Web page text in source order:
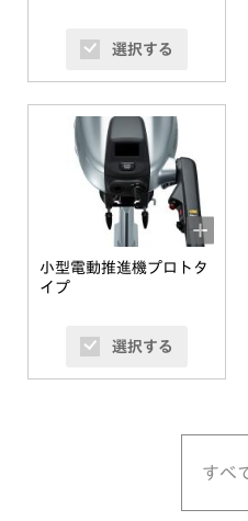
選択する
小型電動推進機プロトタ
イプ
選択する
すべ